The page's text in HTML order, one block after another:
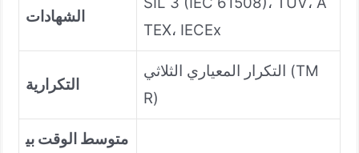
الشهادات
TEX، IECEx
التكرارية
التكرار المعياري الثلاثي (TM
R)
متوسط الوقت بي